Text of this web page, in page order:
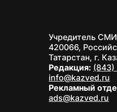
Учредитель
420066,
Татарстан, г.
Редакция:
info@kazved.ru
Рекламный
ads@kazved.ru